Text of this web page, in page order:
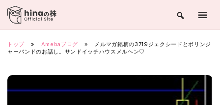
Skip
content
トップ » Amebaブログ »
メルマガ銘柄の3719ジェクシードとボリンジ
ャーバンドのお話し。サンドイッチハウスメルヘン♡